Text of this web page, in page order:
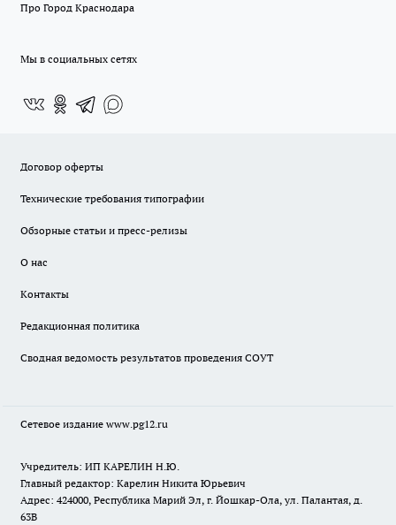
Про Город Краснодара
Мы в социальных сетях
Договор оферты
Технические требования типографии
Обзорные статьи и пресс-релизы
О нас
Контакты
Редакционная политика
Сводная ведомость результатов проведения СОУТ
Сетевое издание www.pg12.ru
Учредитель: ИП КАРЕЛИН Н.Ю.
Главный редактор: Карелин Никита Юрьевич
Адрес: 424000, Республика Марий Эл, г. Йошкар-Ола, ул. Палантая, д.
63В